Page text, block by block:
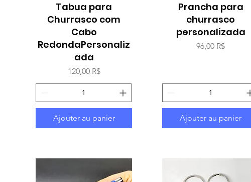
Aperçu rapide
Tabua para
Churrasco com
Cabo
RedondaPersonaliz
ada
Prix
120,00 R$
Ajouter au panier
Aperçu rapide
Prancha para
churrasco
personalizada
Prix
96,00 R$
Ajouter au panier